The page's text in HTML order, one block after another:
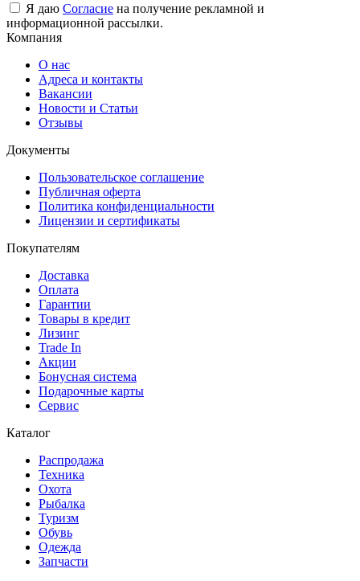
Я даю Согласие на получение рекламной и
информационной рассылки.
Компания
О нас
Адреса и контакты
Вакансии
Новости и Статьи
Отзывы
Документы
Пользовательское соглашение
Публичная оферта
Политика конфиденциальности
Лицензии и сертификаты
Покупателям
Доставка
Оплата
Гарантии
Товары в кредит
Лизинг
Trade In
Акции
Бонусная система
Подарочные карты
Сервис
Каталог
Распродажа
Техника
Охота
Рыбалка
Туризм
Обувь
Одежда
Запчасти